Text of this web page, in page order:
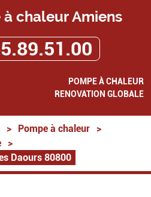
à chaleur Amiens
POMPE À CHALEUR
RENOVATION GLOBALE
> Pompe à chaleur
>
>
Daours 80800